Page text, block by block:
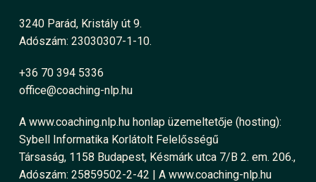
3240 Parád, Kristály út 9.
Adószám: 23030307-1-10.
+36 70 394 5336
office@coaching-nlp.hu
A www.coaching.nlp.hu honlap üzemeltetője (hosting):
Sybell Informatika Korlátolt Felelősségű
Társaság, 1158 Budapest, Késmárk utca 7/B 2. em. 206.,
Adószám: 25859502-2-42 | A www.coaching-nlp.hu